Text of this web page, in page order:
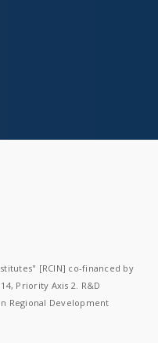
[RCIN] co-financed by
Priority Axis 2. R&D
Regional Development